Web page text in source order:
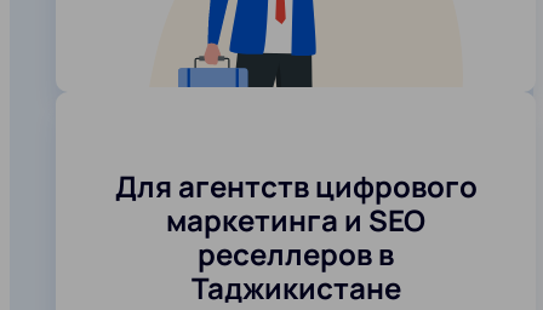
Для агентств цифрового
маркетинга и SEO
реселлеров в
Таджикистане